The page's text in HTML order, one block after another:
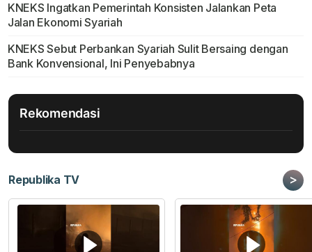
KNEKS Ingatkan Pemerintah Konsisten Jalankan Peta
Jalan Ekonomi Syariah
KNEKS Sebut Perbankan Syariah Sulit Bersaing dengan
Bank Konvensional, Ini Penyebabnya
Rekomendasi
Republika TV >